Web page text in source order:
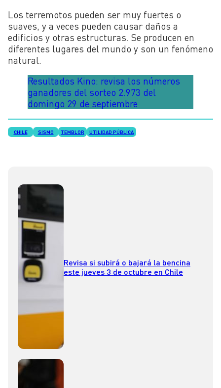
Los terremotos pueden ser muy fuertes o
suaves, y a veces pueden causar daños a
edificios y otras estructuras. Se producen en
diferentes lugares del mundo y son un fenómeno
natural.
Resultados Kino: revisa los números
ganadores del sorteo 2.973 del
domingo 29 de septiembre
CHILE SISMO TEMBLOR UTILIDAD PÚBLICA
Revisa si subirá o bajará la bencina
este jueves 3 de octubre en Chile